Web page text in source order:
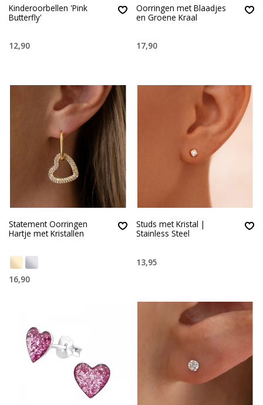
Kinderoorbellen 'Pink
Butterfly'
12,90
Oorringen met Blaadjes
en Groene Kraal
17,90
Statement Oorringen
Hartje met Kristallen
16,90
Studs met Kristal |
Stainless Steel
13,95